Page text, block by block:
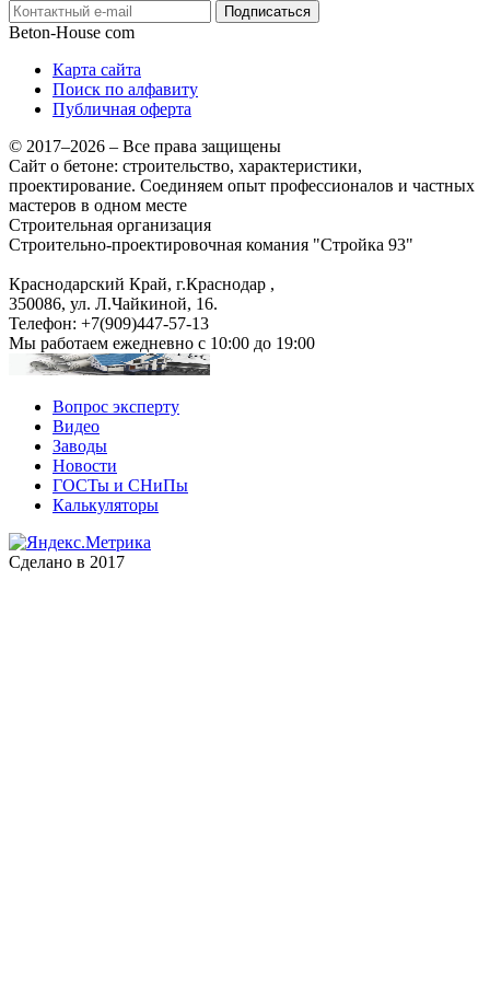
Подписаться
Beton-House com
Карта сайта
Поиск по алфавиту
Публичная оферта
© 2017–2026 – Все права защищены
Сайт о бетоне: строительство, характеристики,
проектирование. Соединяем опыт профессионалов и частных
мастеров в одном месте
Строительная организация
Строительно-проектировочная комания "Стройка 93"
Краснодарский Край, г.Краснодар ,
350086, ул. Л.Чайкиной, 16.
Телефон: +7(909)447-57-13
Мы работаем ежедневно с 10:00 до 19:00
Вопрос эксперту
Видео
Заводы
Новости
ГОСТы и СНиПы
Калькуляторы
Сделано в 2017